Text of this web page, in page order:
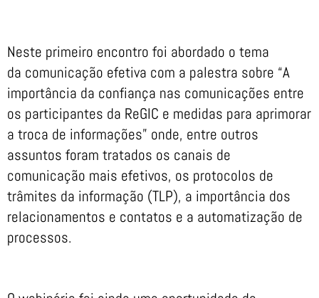
Neste primeiro encontro foi abordado o tema
da comunicação efetiva com a palestra sobre “A
importância da confiança nas comunicações entre
os participantes da ReGIC e medidas para aprimorar
a troca de informações” onde, entre outros
assuntos foram tratados os canais de
comunicação mais efetivos, os protocolos de
trâmites da informação (TLP), a importância dos
relacionamentos e contatos e a automatização de
processos.